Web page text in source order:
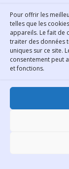
Pour offrir les
telles que les
appareils. Le fait de
traiter des données
uniques sur ce site.
consentement peut
et fonctions.